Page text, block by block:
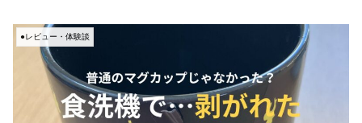
●レビュー・体験談